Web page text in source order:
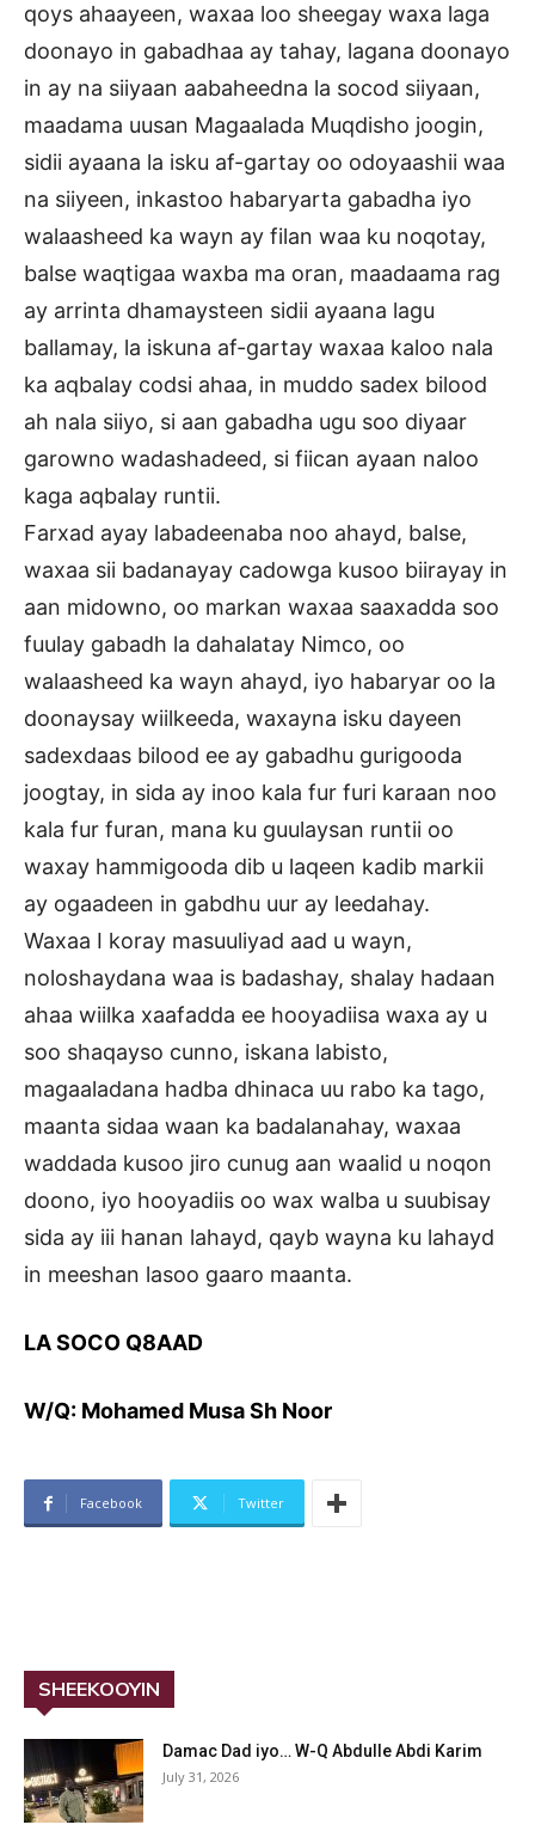
qoys ahaayeen, waxaa loo sheegay waxa laga
doonayo in gabadhaa ay tahay, lagana doonayo
in ay na siiyaan aabaheedna la socod siiyaan,
maadama uusan Magaalada Muqdisho joogin,
sidii ayaana la isku af-gartay oo odoyaashii waa
na siiyeen, inkastoo habaryarta gabadha iyo
walaasheed ka wayn ay filan waa ku noqotay,
balse waqtigaa waxba ma oran, maadaama rag
ay arrinta dhamaysteen sidii ayaana lagu
ballamay, la iskuna af-gartay waxaa kaloo nala
ka aqbalay codsi ahaa, in muddo sadex bilood
ah nala siiyo, si aan gabadha ugu soo diyaar
garowno wadashadeed, si fiican ayaan naloo
kaga aqbalay runtii.
Farxad ayay labadeenaba noo ahayd, balse,
waxaa sii badanayay cadowga kusoo biirayay in
aan midowno, oo markan waxaa saaxadda soo
fuulay gabadh la dahalatay Nimco, oo
walaasheed ka wayn ahayd, iyo habaryar oo la
doonaysay wiilkeeda, waxayna isku dayeen
sadexdaas bilood ee ay gabadhu gurigooda
joogtay, in sida ay inoo kala fur furi karaan noo
kala fur furan, mana ku guulaysan runtii oo
waxay hammigooda dib u laqeen kadib markii
ay ogaadeen in gabdhu uur ay leedahay.
Waxaa I koray masuuliyad aad u wayn,
noloshaydana waa is badashay, shalay hadaan
ahaa wiilka xaafadda ee hooyadiisa waxa ay u
soo shaqayso cunno, iskana labisto,
magaaladana hadba dhinaca uu rabo ka tago,
maanta sidaa waan ka badalanahay, waxaa
waddada kusoo jiro cunug aan waalid u noqon
doono, iyo hooyadiis oo wax walba u suubisay
sida ay iii hanan lahayd, qayb wayna ku lahayd
in meeshan lasoo gaaro maanta.
LA SOCO Q8AAD
W/Q: Mohamed Musa Sh Noor
Facebook Twitter
SHEEKOOYIN
Damac Dad iyo… W-Q Abdulle Abdi Karim
July 31, 2026